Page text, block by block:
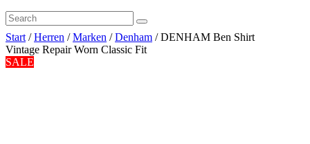
Start /Herren /Marken /Denham / DENHAM Ben Shirt
Vintage Repair Worn Classic Fit
SALE